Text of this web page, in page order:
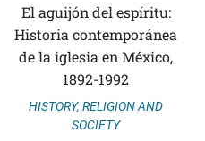
El aguijón del espíritu:
Historia contemporánea
de la iglesia en México,
1892-1992
HISTORY, RELIGION AND
SOCIETY